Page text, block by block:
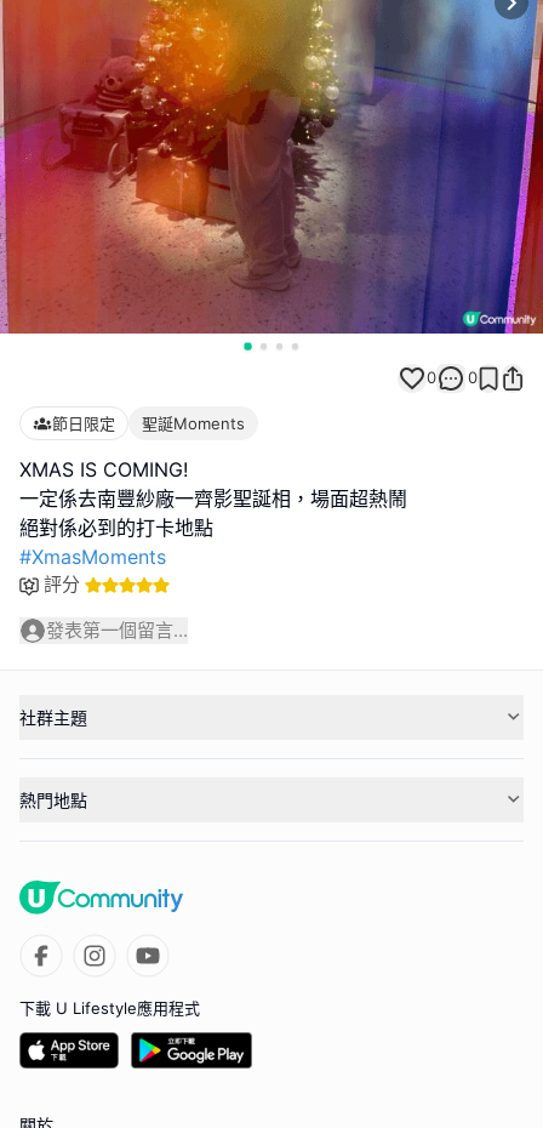
0 0
節日限定 聖誕Moments
XMAS IS COMING!
一定係去南豐紗廠一齊影聖誕相，場面超熱鬧
#XmasMoments
評分
發表第一個留言...
社群主題
熱門地點
下載 U Lifestyle應用程式